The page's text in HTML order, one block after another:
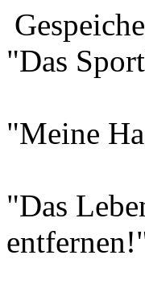
"Das
"Meine
"Das